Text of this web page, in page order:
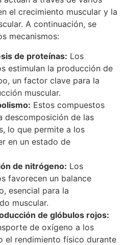
el crecimiento muscular y la
A continuación, se
mecanismos:
de proteínas: Los
estimulan la producción de
un factor clave para la
muscular.
Estos compuestos
descomposición de las
lo que permite a los
en un estado de
de nitrógeno: Los
favorecen un balance
esencial para la
muscular.
de glóbulos rojos:
de oxígeno a los
el rendimiento físico durante